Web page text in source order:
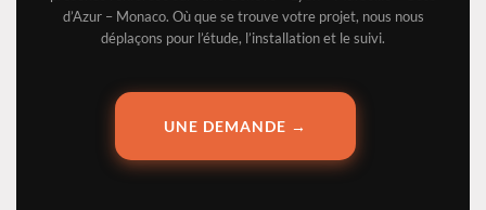
d’Azur – Monaco. Où que se trouve votre projet, nous nous
déplaçons pour l’étude, l’installation et le suivi.
UNE DEMANDE →